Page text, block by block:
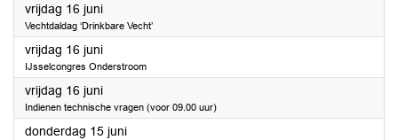
vrijdag 16 juni2023
Vechtdaldag ‘Drinkbare Vecht’
vrijdag 16 juni2023
IJsselcongres Onderstroom
vrijdag 16 juni2023
Indienen technische vragen (voor 09.00 uur)
donderdag 15 juni2023